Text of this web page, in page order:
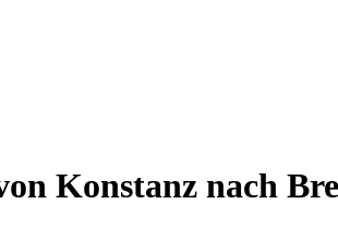
Konstanz nach